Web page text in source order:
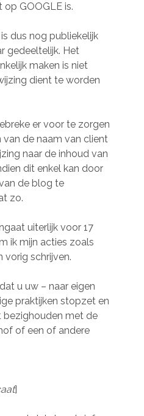
GOOGLE is.
dus nog publiekelijk
gedeeltelijk. Het
maken is niet
dient te worden
er voor te zorgen
van de naam van client
naar de inhoud van
dit enkel kan door
de blog te
zo.
uiterlijk voor 17
ik mijn acties zoals
vorig schrijven.
u uw – naar eigen
praktijken stopzet en
bezighouden met de
of een of andere
]